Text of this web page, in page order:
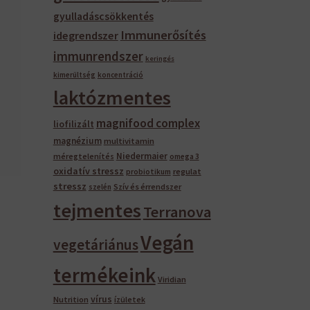
gyulladáscsökkentés
idegrendszer Immunerősítés
immunrendszer keringés
kimerültség koncentráció
laktózmentes
liofilizált magnifood complex
magnézium multivitamin
méregtelenítés Niedermaier omega 3
oxidatív stressz probiotikum regulat
stressz szelén Szív és érrendszer
tejmentesTerranova
vegetáriánusVegán
termékeink Viridian
Nutrition vírus ízületek